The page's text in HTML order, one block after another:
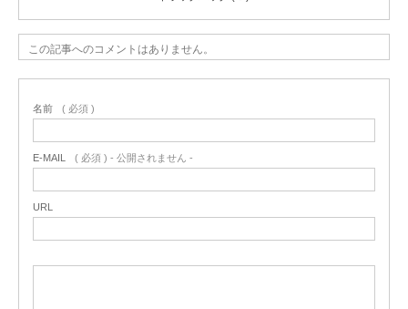
この記事へのコメントはありません。
名前 ( 必須 )
E-MAIL ( 必須 ) - 公開されません -
URL